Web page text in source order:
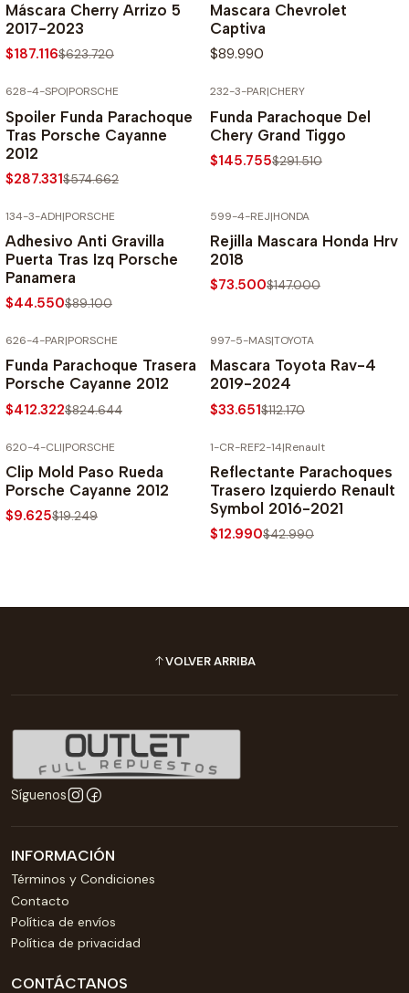
Máscara Cherry Arrizo 5
2017-2023
$187.116$623.720
Mascara Chevrolet
Captiva
$89.990
628-4-SPO|PORSCHE
Spoiler Funda Parachoque
Tras Porsche Cayanne
2012
$287.331$574.662
232-3-PAR|CHERY
Funda Parachoque Del
Chery Grand Tiggo
$145.755$291.510
134-3-ADH|PORSCHE
Adhesivo Anti Gravilla
Puerta Tras Izq Porsche
Panamera
$44.550$89.100
599-4-REJ|HONDA
Rejilla Mascara Honda Hrv
2018
$73.500$147.000
626-4-PAR|PORSCHE
Funda Parachoque Trasera
Porsche Cayanne 2012
$412.322$824.644
997-5-MAS|TOYOTA
Mascara Toyota Rav-4
2019-2024
$33.651$112.170
620-4-CLI|PORSCHE
Clip Mold Paso Rueda
Porsche Cayanne 2012
$9.625$19.249
1-CR-REF2-14|Renault
Reflectante Parachoques
Trasero Izquierdo Renault
Symbol 2016-2021
$12.990$42.990
VOLVER ARRIBA
Síguenos
INFORMACIÓN
Términos y Condiciones
Contacto
Política de envíos
Política de privacidad
CONTÁCTANOS